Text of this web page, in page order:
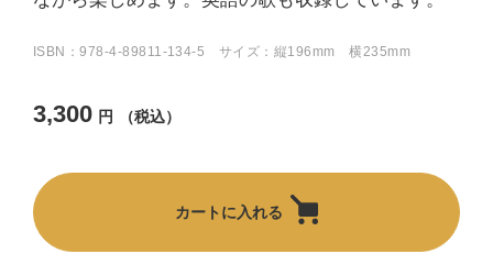
ISBN：978-4-89811-134-5 サイズ：縦196mm 横235mm
3,300 円 （税込）
カートに入れる